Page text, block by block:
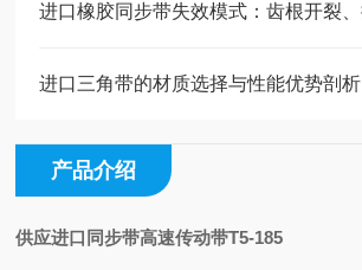
进口三角带的材质选择与性能优势剖析
产品介绍
供应进口同步带高速传动带T5-185